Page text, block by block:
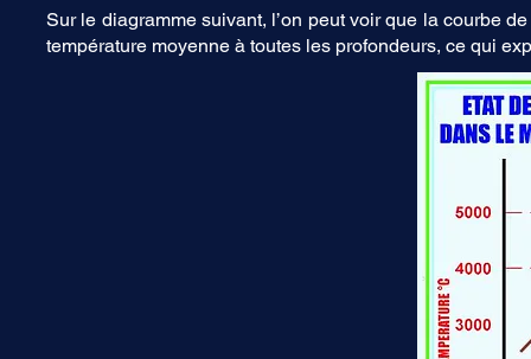
Sur le diagramme suivant, l’on peut voir que la courbe
température moyenne à toutes les profondeurs, ce qui